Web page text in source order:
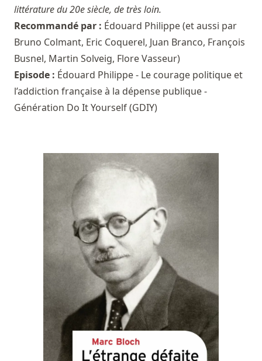
littérature du 20e siècle, de très loin.
Recommandé par : Édouard Philippe(et aussi par
Bruno Colmant, Eric Coquerel, Juan Branco, François
Busnel, Martin Solveig, Flore Vasseur)
Episode : Édouard Philippe - Le courage politique et
l’addiction française à la dépense publique -
Génération Do It Yourself (GDIY)